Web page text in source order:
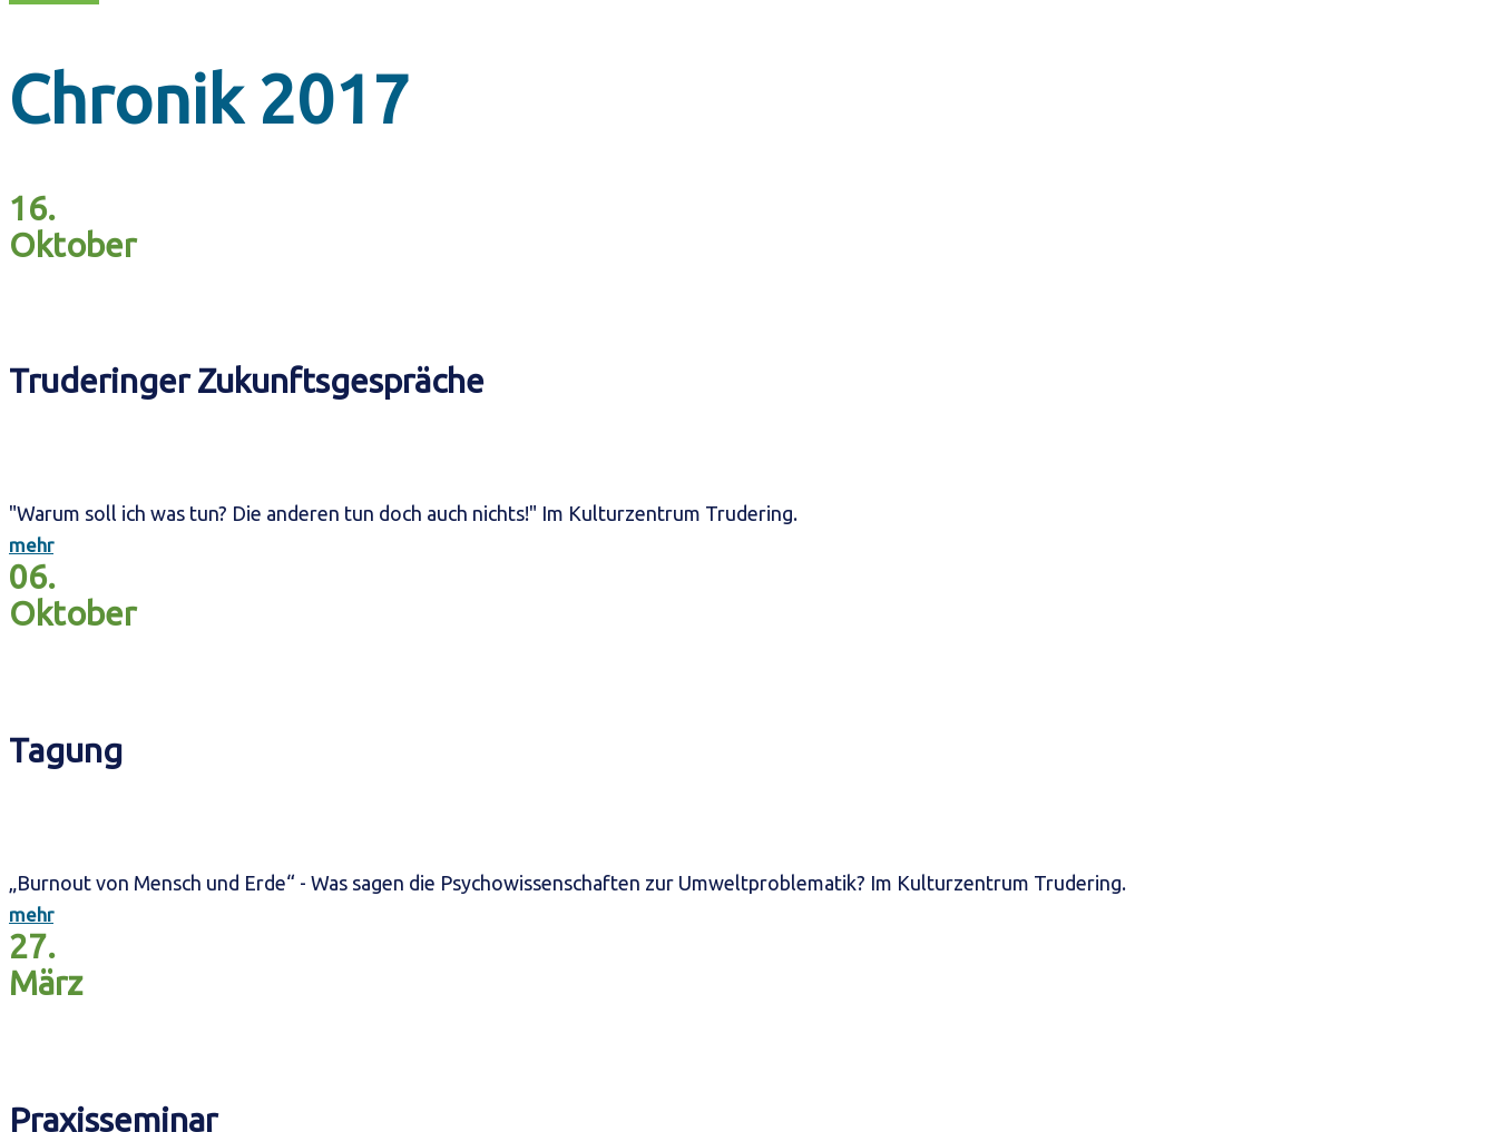
Chronik 2017
16.
Oktober
Truderinger Zukunftsgespräche
"Warum soll ich was tun? Die anderen tun doch auch nichts!" Im Kulturzentrum Trudering.
mehr
06.
Oktober
Tagung
„Burnout von Mensch und Erde“ - Was sagen die Psychowissenschaften zur Umweltproblematik? Im Kulturzentrum Trudering.
mehr
27.
März
Praxisseminar